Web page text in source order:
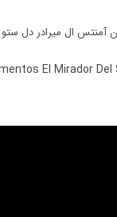
آمنتس ال میرادر دل ستو
El Mirador Del